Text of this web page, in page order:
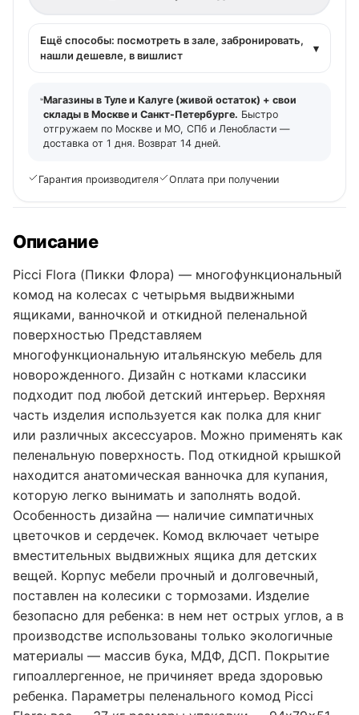
Ещё способы: посмотреть в зале, забронировать,
нашли дешевле, в вишлист
▾
Магазины в Туле и Калуге (живой остаток) + свои
склады в Москве и Санкт-Петербурге. Быстро
отгружаем по Москве и МО, СПб и Ленобласти —
доставка от 1 дня. Возврат 14 дней.
Гарантия производителя Оплата при получении
Описание
Picci Flora (Пикки Флора) — многофункциональный
комод на колесах с четырьмя выдвижными
ящиками, ванночкой и откидной пеленальной
поверхностью Представляем
многофункциональную итальянскую мебель для
новорожденного. Дизайн с нотками классики
подходит под любой детский интерьер. Верхняя
часть изделия используется как полка для книг
или различных аксессуаров. Можно применять как
пеленальную поверхность. Под откидной крышкой
находится анатомическая ванночка для купания,
которую легко вынимать и заполнять водой.
Особенность дизайна — наличие симпатичных
цветочков и сердечек. Комод включает четыре
вместительных выдвижных ящика для детских
вещей. Корпус мебели прочный и долговечный,
поставлен на колесики с тормозами. Изделие
безопасно для ребенка: в нем нет острых углов, а в
производстве использованы только экологичные
материалы — массив бука, МДФ, ДСП. Покрытие
гипоаллергенное, не причиняет вреда здоровью
ребенка. Параметры пеленального комод Picci